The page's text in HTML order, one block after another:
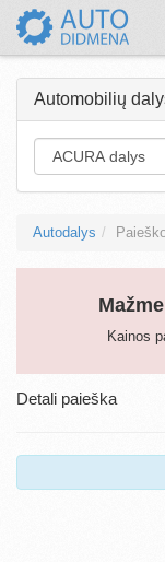
Automobilių
Autodalys
Kainos
Detali paieška